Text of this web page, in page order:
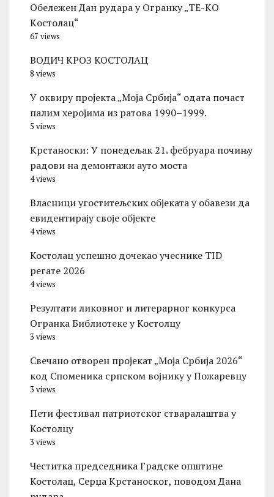
Обележен Дан рудара у Огранку „ТЕ-KО
Kостолац“
67 views
ВОДИЧ КРОЗ КОСТОЛАЦ
8 views
У оквиру пројекта „Моја Србија“ одата почаст
палим херојима из ратова 1990–1999.
5 views
Kрстаноски: У понедељак 21. фебруара почињу
радови на демонтажи ауто моста
4 views
Власници угоститељских објеката у обавези да
евидентирају своје објекте
4 views
Костолац успешно дочекао учеснике TID
регате 2026
4 views
Резултати ликовног и литерарног конкурса
Огранка Библиотеке у Костолцу
3 views
Свечано отворен пројекат „Моја Србија 2026“
код Споменика српском војнику у Пожаревцу
3 views
Пети фестивал патриотског стваралаштва у
Костолцу
3 views
Честитка председника Градске општине
Костолац, Серџа Крстаноског, поводом Дана